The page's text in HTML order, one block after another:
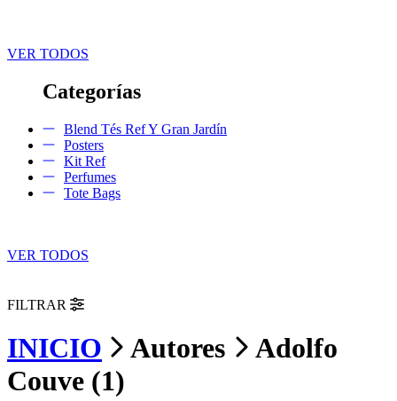
VER TODOS
Categorías
Blend Tés Ref Y Gran Jardín
Posters
Kit Ref
Perfumes
Tote Bags
VER TODOS
FILTRAR
INICIO Autores
Adolfo
Couve (1)